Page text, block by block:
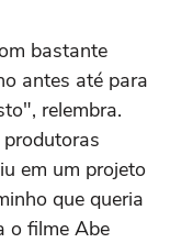
bastante
antes até para
relembra.
em um projeto
que queria
o filme Abe